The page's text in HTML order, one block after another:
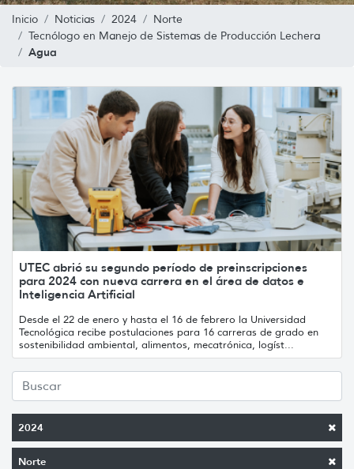
Inicio Noticias 2024
Norte
Tecnólogo en Manejo de Sistemas de Producción Lechera
Agua
2024
Norte
UTEC abrió su segundo período de preinscripciones
para 2024 con nueva carrera en el área de datos e
Inteligencia Artificial
Desde el 22 de enero y hasta el 16 de febrero la Universidad
Tecnológica recibe postulaciones para 16 carreras de grado en
sostenibilidad ambiental, alimentos, mecatrónica, logíst...